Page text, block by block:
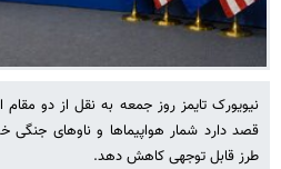
نیویورک تایمز روز جمعه به نقل از دو مقام
قصد دارد شمار هواپیماها و ناوهای جنگی
طرز قابل توجهی کاهش دهد.